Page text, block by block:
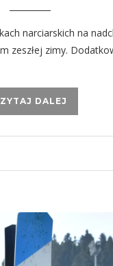
narciarskich na
zeszłej zimy.
DALEJ